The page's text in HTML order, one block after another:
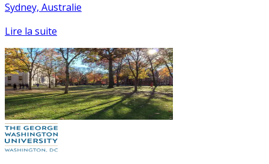
Sydney, Australie
Lire la suite